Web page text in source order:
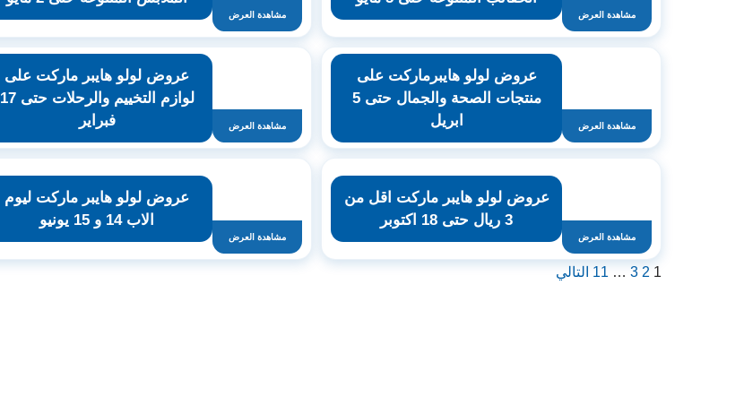
مشاهدة العرض مشاهدة العرض
مشاهدة العرض
عروض لولو هايبرماركت على
منتجات الصحة والجمال حتى 5
ابريل
مشاهدة العرض
عروض لولو هايبر ماركت على
لوازم التخييم والرحلات حتى 17
فبراير
مشاهدة العرض
عروض لولو هايبر ماركت اقل من
3 ريال حتى 18 اكتوبر
مشاهدة العرض
عروض لولو هايبر ماركت ليوم
الاب 14 و 15 يونيو
1
2
3
…
11 التالي